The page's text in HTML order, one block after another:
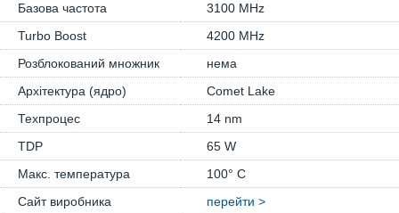
Базова частота
3100 MHz
Turbo Boost
4200 MHz
Розблокований множник
нема
Архітектура (ядро)
Comet Lake
Техпроцес
14 nm
TDP
65 W
Макс. температура
100° C
Сайт виробника
перейти >